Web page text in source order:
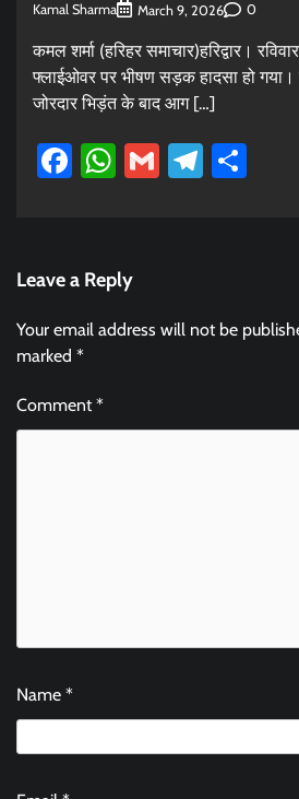
Kamal Sharma March 9, 2026 0
कमल शर्मा (हरिहर समाचार)हरिद्वार।
फ्लाईओवर पर भीषण सड़क हादसा हो
जोरदार भिड़ंत के बाद आग […]
Facebook
WhatsApp
Gmail
Leave a Reply
Your email address will not be
marked *
Comment*
Name *